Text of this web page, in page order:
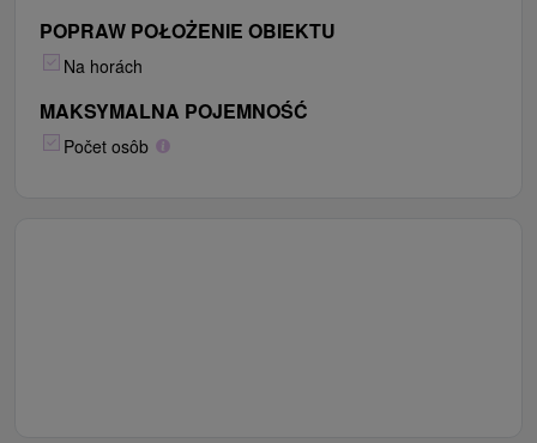
POPRAW POŁOŻENIE OBIEKTU
Na horách
MAKSYMALNA POJEMNOŚĆ
Počet osôb